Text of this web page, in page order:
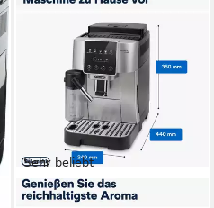
Sehr beliebt
DE'LONGHI